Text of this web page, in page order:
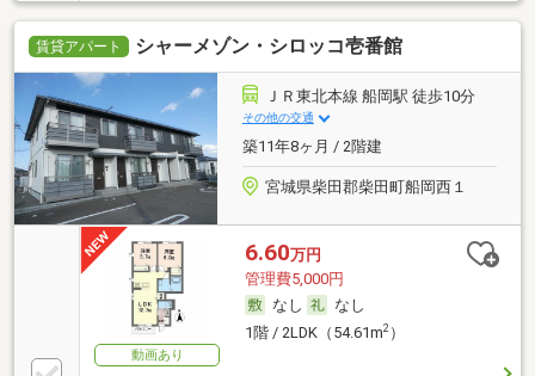
賃貸アパート シャーメゾン・シロッコ壱番館
ＪＲ東北本線 船岡駅 徒歩10分
その他の交通
築11年8ヶ月 / 2階建
宮城県柴田郡柴田町船岡西１
動画あり
6.60万円
管理費5,000円
なし
なし
1階 / 2LDK（54.61m2）